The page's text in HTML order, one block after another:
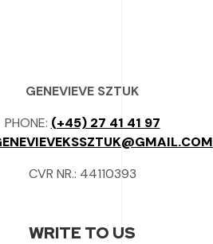
GENEVIEVE SZTUK
PHONE: (+45) 27 41 41 97
CVR NR.: 44110393
WRITE TO US